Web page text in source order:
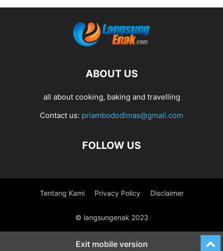
ABOUT US
all about cooking, baking and travelling
Contact us: priambododimas@gmail.com
FOLLOW US
Tentang Kami Privacy Policy Disclaimer
© langsungenak 2023
Exit mobile version